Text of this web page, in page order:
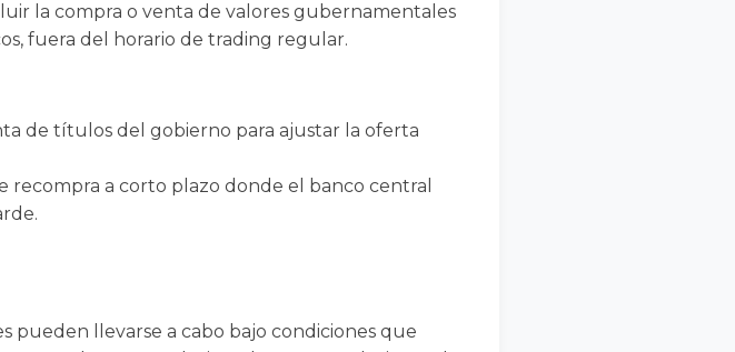
la compra o venta de valores gubernamentales
fuera del horario de trading regular.
de títulos del gobierno para ajustar la oferta
recompra a corto plazo donde el banco central
pueden llevarse a cabo bajo condiciones que